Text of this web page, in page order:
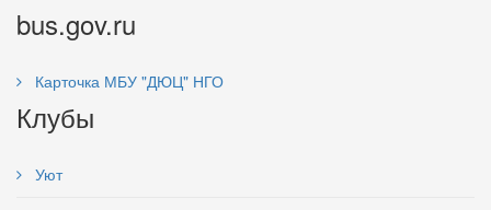
bus.gov.ru
Карточка МБУ "ДЮЦ" НГО
Клубы
Уют